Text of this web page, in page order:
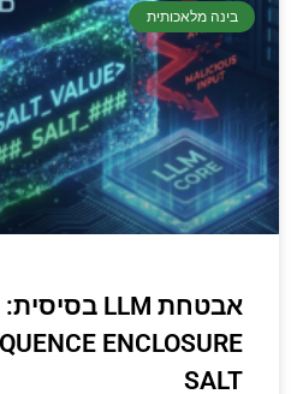
בינה מלאכותית
SALT